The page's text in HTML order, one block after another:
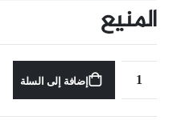
المنيع
إضافة إلى السلة